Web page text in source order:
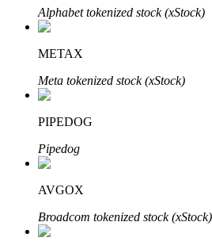
Zdobądź długoterminowy zysk i
Naucz się stakingu
Dowiedz się, jak uzyskać dochód
Bitrue
AI
Alphabet tokenized stock (xStock)
METAX
Meta tokenized stock (xStock)
PIPEDOG
Pipedog
AVGOX
Broadcom tokenized stock (xStock)